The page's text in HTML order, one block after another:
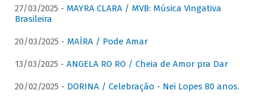
27/03/2025 - MAYRA CLARA / MVB: Música Vingativa
Brasileira
20/03/2025 - MAÍRA / Pode Amar
13/03/2025 - ANGELA RO RO / Cheia de Amor pra Dar
20/02/2025 - DORINA / Celebração - Nei Lopes 80 anos.